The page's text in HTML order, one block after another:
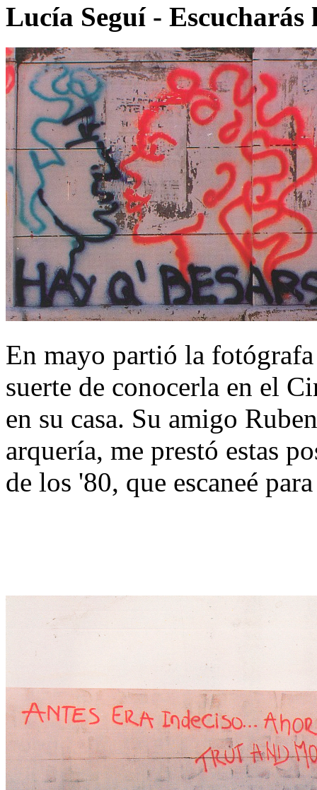
Lucía Seguí - Escucharás
En mayo partió la
suerte de conocerla en el
en su casa. Su amigo
arquería, me prestó estas
de los '80, que escaneé